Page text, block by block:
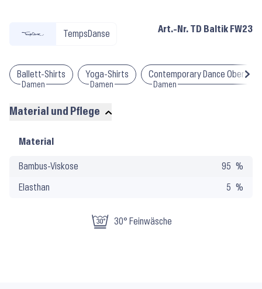
TempsDanse Art.-Nr. TD Baltik FW23
Ballett-Shirts
Damen
Yoga-Shirts
Damen
Contemporary Dance Oberteile
Damen
Material und Pflege
Material
Pflege
Material
Bambus-Viskose 95
Elasthan 5
30° Feinwäsche